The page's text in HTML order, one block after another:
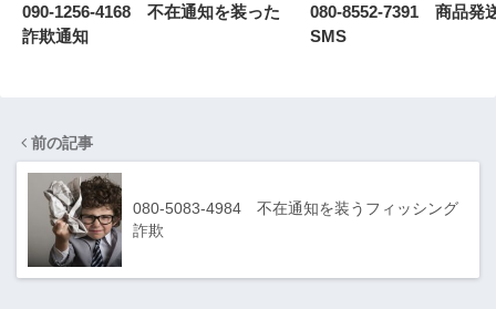
090-1256-4168 不在通知を装った
詐欺通知
080-8552-7391 商品発
SMS
前の記事
080-5083-4984 不在通知を装うフィッシング
詐欺